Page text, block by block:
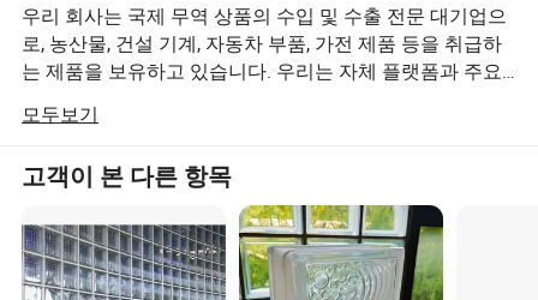
우리 회사는 국제 무역 상품의 수입 및 수출 전문 대기업으
로, 농산물, 건설 기계, 자동차 부품, 가전 제품 등을 취급하
는 제품을 보유하고 있습니다. 우리는 자체 플랫폼과 주요
모두보기
고객이 본 다른 항목